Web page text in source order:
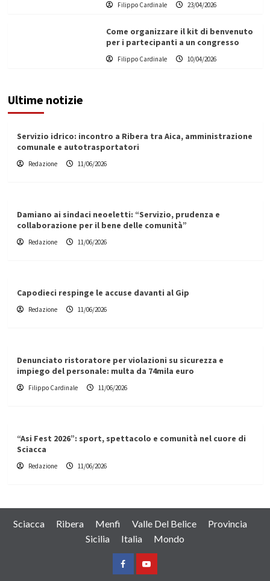
Filippo Cardinale 23/04/2026
Come organizzare il kit di benvenuto
per i partecipanti a un congresso
Filippo Cardinale 10/04/2026
Ultime notizie
Servizio idrico: incontro a Ribera tra Aica, amministrazione
comunale e autotrasportatori
Redazione 11/06/2026
Damiano ai sindaci neoeletti: “Servizio, prudenza e
collaborazione per il bene delle comunità”
Redazione 11/06/2026
Capodieci respinge le accuse davanti al Gip
Redazione 11/06/2026
Denunciato ristoratore per violazioni su sicurezza e
impiego del personale: multa da 74mila euro
Filippo Cardinale 11/06/2026
“Asi Fest 2026”: sport, spettacolo e comunità nel cuore di
Sciacca
Redazione 11/06/2026
Sciacca Ribera Menfi Valle Del Belice
Provincia
Sicilia
Italia Mondo
FacebookYountube